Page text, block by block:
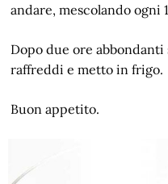
andare, mescolando ogni
Dopo due ore
raffreddi e metto in frigo.
Buon appetito.